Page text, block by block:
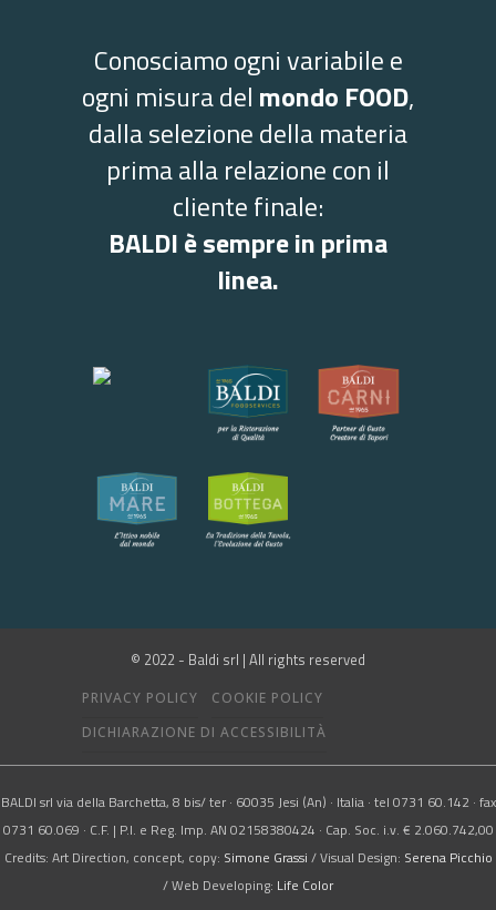
Conosciamo ogni variabile e
ogni misura del mondo FOOD,
dalla selezione della materia
prima alla relazione con il
cliente finale:
BALDI è sempre in prima
linea.
© 2022 - Baldi srl | All rights reserved
PRIVACY POLICY
COOKIE POLICY
DICHIARAZIONE DI ACCESSIBILITÀ
BALDI srl via della Barchetta, 8 bis/ ter · 60035 Jesi (An) · Italia · tel 0731 60.142 · fax
0731 60.069 · C.F. | P.I. e Reg. Imp. AN 02158380424 · Cap. Soc. i.v. € 2.060.742,00
Credits: Art Direction, concept, copy: Simone Grassi / Visual Design: Serena Picchio
/ Web Developing: Life Color